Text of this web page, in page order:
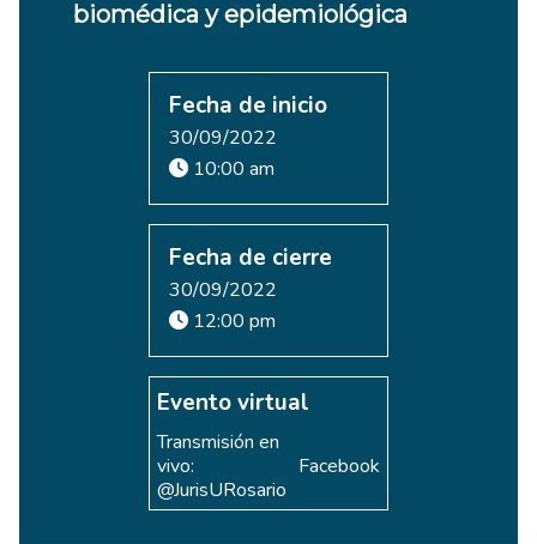
biomédica y epidemiológica
Fecha de inicio
30/09/2022
10:00 am
Fecha de cierre
30/09/2022
12:00 pm
Evento virtual
Transmisión en
vivo:
@JurisURosario
Facebook